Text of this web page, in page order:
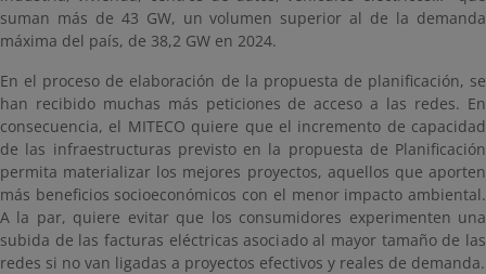
suman más de 43 GW, un volumen superior al de la demanda
máxima del país, de 38,2 GW en 2024.
En el proceso de elaboración de la propuesta de planificación, se
han recibido muchas más peticiones de acceso a las redes. En
consecuencia, el MITECO quiere que el incremento de capacidad
de las infraestructuras previsto en la propuesta de Planificación
permita materializar los mejores proyectos, aquellos que aporten
más beneficios socioeconómicos con el menor impacto ambiental.
A la par, quiere evitar que los consumidores experimenten una
subida de las facturas eléctricas asociado al mayor tamaño de las
redes si no van ligadas a proyectos efectivos y reales de demanda.